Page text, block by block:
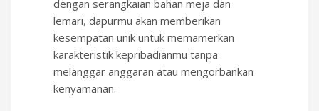
dengan serangkaian bahan meja dan
lemari, dapurmu akan memberikan
kesempatan unik untuk memamerkan
karakteristik kepribadianmu tanpa
melanggar anggaran atau mengorbankan
kenyamanan.